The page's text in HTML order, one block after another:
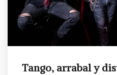
Tango, arrabal y